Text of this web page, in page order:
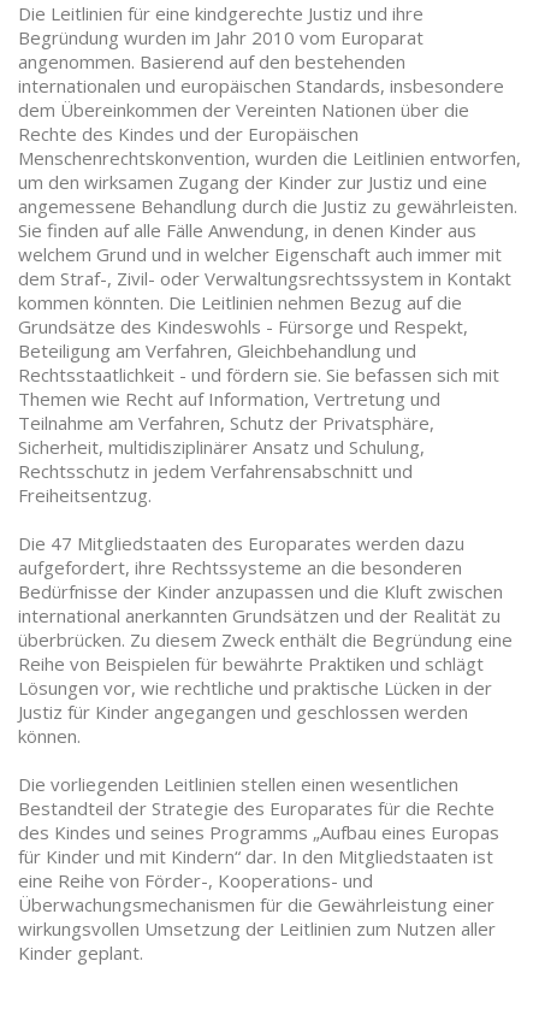
Die Leitlinien für eine kindgerechte Justiz und ihre
Begründung wurden im Jahr 2010 vom Europarat
angenommen. Basierend auf den bestehenden
internationalen und europäischen Standards, insbesondere
dem Übereinkommen der Vereinten Nationen über die
Rechte des Kindes und der Europäischen
Menschenrechtskonvention, wurden die Leitlinien entworfen,
um den wirksamen Zugang der Kinder zur Justiz und eine
angemessene Behandlung durch die Justiz zu gewährleisten.
Sie finden auf alle Fälle Anwendung, in denen Kinder aus
welchem Grund und in welcher Eigenschaft auch immer mit
dem Straf-, Zivil- oder Verwaltungsrechtssystem in Kontakt
kommen könnten. Die Leitlinien nehmen Bezug auf die
Grundsätze des Kindeswohls - Fürsorge und Respekt,
Beteiligung am Verfahren, Gleichbehandlung und
Rechtsstaatlichkeit - und fördern sie. Sie befassen sich mit
Themen wie Recht auf Information, Vertretung und
Teilnahme am Verfahren, Schutz der Privatsphäre,
Sicherheit, multidisziplinärer Ansatz und Schulung,
Rechtsschutz in jedem Verfahrensabschnitt und
Freiheitsentzug.
Die 47 Mitgliedstaaten des Europarates werden dazu
aufgefordert, ihre Rechtssysteme an die besonderen
Bedürfnisse der Kinder anzupassen und die Kluft zwischen
international anerkannten Grundsätzen und der Realität zu
überbrücken. Zu diesem Zweck enthält die Begründung eine
Reihe von Beispielen für bewährte Praktiken und schlägt
Lösungen vor, wie rechtliche und praktische Lücken in der
Justiz für Kinder angegangen und geschlossen werden
können.
Die vorliegenden Leitlinien stellen einen wesentlichen
Bestandteil der Strategie des Europarates für die Rechte
des Kindes und seines Programms „Aufbau eines Europas
für Kinder und mit Kindern“ dar. In den Mitgliedstaaten ist
eine Reihe von Förder-, Kooperations- und
Überwachungsmechanismen für die Gewährleistung einer
wirkungsvollen Umsetzung der Leitlinien zum Nutzen aller
Kinder geplant.